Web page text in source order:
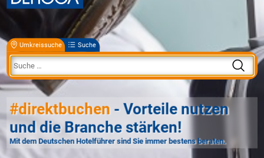
Umkreissuche Suche
#direktbuchen - Vorteile nutzen
und die Branche stärken!
Mit dem Deutschen Hotelführer sind Sie immer bestens beraten.